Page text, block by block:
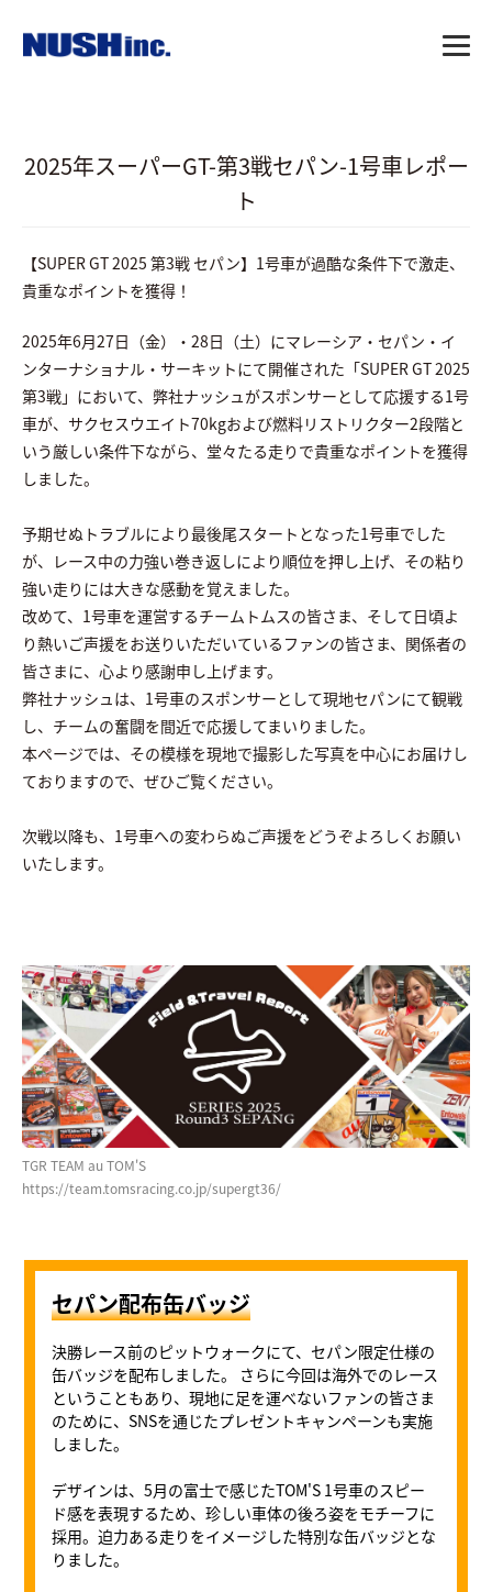
2025年スーパーGT-第3戦セパン-1号車レポー
ト
【SUPER GT 2025 第3戦 セパン】1号車が過酷な条件下で激走、
貴重なポイントを獲得！
2025年6月27日（金）・28日（土）にマレーシア・セパン・イ
ンターナショナル・サーキットにて開催された「SUPER GT 2025
第3戦」において、 弊社ナッシュがスポンサーとして応援する1号
車が、サクセスウエイト70kgおよび燃料リストリクター2段階と
いう厳しい条件下ながら、堂々たる走りで貴重なポイントを獲得
しました。
予期せぬトラブルにより最後尾スタートとなった1号車でした
が、レース中の力強い巻き返しにより順位を押し上げ、その粘り
強い走りには大きな感動を覚えました。
改めて、1号車を運営するチームトムスの皆さま、そして日頃よ
り熱いご声援をお送りいただいているファンの皆さま、関係者の
皆さまに、心より感謝申し上げます。
弊社ナッシュは、1号車のスポンサーとして現地セパンにて観戦
し、チームの奮闘を間近で応援してまいりました。
本ページでは、その模様を現地で撮影した写真を中心にお届けし
ておりますので、ぜひご覧ください。
次戦以降も、1号車への変わらぬご声援をどうぞよろしくお願い
いたします。
TGR TEAM au TOM'S
https://team.tomsracing.co.jp/supergt36/
セパン配布缶バッジ
決勝レース前のピットウォークにて、セパン限定仕様の
缶バッジを配布しました。 さらに今回は海外でのレース
ということもあり、現地に足を運べないファンの皆さま
のために、SNSを通じたプレゼントキャンペーンも実施
しました。
デザインは、5月の富士で感じたTOM'S 1号車のスピー
ド感を表現するため、珍しい車体の後ろ姿をモチーフに
採用。迫力ある走りをイメージした特別な缶バッジとな
りました。